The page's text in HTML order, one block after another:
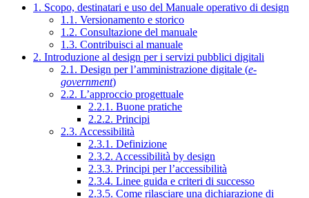
1. Scopo, destinatari e uso del Manuale operativo di design
1.1. Versionamento e storico
1.2. Consultazione del manuale
1.3. Contribuisci al manuale
2. Introduzione al design per i servizi pubblici digitali
2.1. Design per l’amministrazione digitale (e-
government)
2.2. L’approccio progettuale
2.2.1. Buone pratiche
2.2.2. Principi
2.3. Accessibilità
2.3.1. Definizione
2.3.2. Accessibilità by design
2.3.3. Principi per l’accessibilità
2.3.4. Linee guida e criteri di successo
2.3.5. Come rilasciare una dichiarazione di